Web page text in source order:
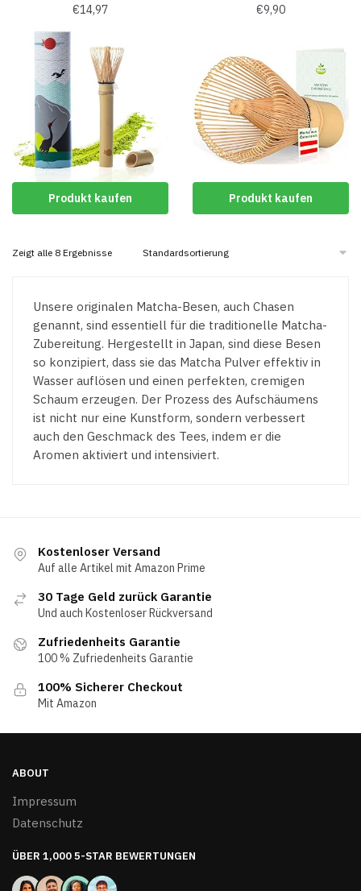
€14,97
Produkt kaufen
€9,90
Produkt kaufen
Zeigt alle 8 Ergebnisse
Unsere originalen Matcha-Besen, auch Chasen
genannt, sind essentiell für die traditionelle Matcha-
Zubereitung. Hergestellt in Japan, sind diese Besen
so konzipiert, dass sie das Matcha Pulver effektiv in
Wasser auflösen und einen perfekten, cremigen
Schaum erzeugen. Der Prozess des Aufschäumens
ist nicht nur eine Kunstform, sondern verbessert
auch den Geschmack des Tees, indem er die
Aromen aktiviert und intensiviert.
Kostenloser Versand
Auf alle Artikel mit Amazon Prime
30 Tage Geld zurück Garantie
Und auch Kostenloser Rückversand
Zufriedenheits Garantie
100 % Zufriedenheits Garantie
100% Sicherer Checkout
Mit Amazon
ABOUT
Impressum
Datenschutz
ÜBER 1,000 5-STAR BEWERTUNGEN